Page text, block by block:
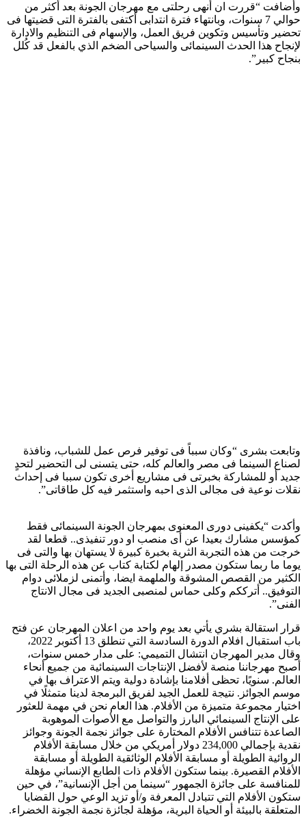
وأضافت “قررت ان أنهى رحلتى مع مهرجان الجونة بعد أكثر من
حوالي 7 سنوات، وبانتهاء فترة انتدابى أكتفى بالفترة التى قضيتها فى
تحضير وتأسيس وتكوين فريق العمل، والإسهام فى التنظيم والادارة
لإنجاح هذا الحدث السينمائى والسياحى الضخم الذي بالفعل قد كُلل
بنجاح كبير”.
وتابعت بشرى “وكان سبباً فى توفير فرص عمل للشباب، ونافذة
لصناع السينما فى مصر والعالم كله، حتى يتسنى لى التحضير لتحدٍ
جديد أو للمشاركة بخبرتى فى مشاريع أخرى تكون سببا فى إحداث
نقلات نوعية فى مجالى الذى احبه واستثمر فيه كل طاقاتى”.
وأكدت “يكفينى دورى المعنوى بمهرجان الجونة السينمائى فقط
كمؤسس مشارك بعيدا عن أى منصب او دور تنفيذى.. قطعا لقد
خرجت من هذه التجربة الثرية بخبرة كبيرة لا يستهان بها والتى فى
يوما ما ربما ستكون مصدر إلهام لكتابة كتاب عن هذه الرحلة التى بها
الكثير من القصص المشوقة والملهمة ايضا، وأتمنى لزملائى دوام
التوفيق.. أترككم وكلى حماس لمنصبى الجديد فى مجال الانتاج
الفنى”.
قرار استقالة بشري يأتي بعد يوم واحد من اعلان المهرجان عن فتح
باب استقبال افلام الدورة السادسة التي تنطلق 13 أكتوبر 2022،
وقال مدير المهرجان انتشال التميمي: على مدار خمس سنوات،
أصبح مهرجاننا منصة لأفضل الإنتاجات السينمائية من جميع أنحاء
العالم. سنويًا، تحظى أفلامنا بإشادة دولية ويتم الاعتراف بها في
موسم الجوائز. نتيجة للعمل الجيد لفريق البرمجة لدينا متمثلًا في
اختيار مجموعة متميزة من الأفلام. هذا العام نحن في مهمة للعثور
على الإنتاج السينمائي البارز والتواصل مع الأصوات الموهوبة
الصاعدة تتنافس الأفلام المختارة على جوائز نجمة الجونة وجوائز
نقدية بإجمالي 234,000 دولار أمريكي من خلال مسابقة الأفلام
الروائية الطويلة أو مسابقة الأفلام الوثائقية الطويلة أو مسابقة
الأفلام القصيرة. بينما ستكون الأفلام ذات الطابع الإنساني مؤهلة
للمنافسة على جائزة الجمهور “سينما من أجل الإنسانية”، في حين
ستكون الأفلام التي تتبادل المعرفة و/أو تزيد الوعي حول القضايا
المتعلقة بالبيئة أو الحياة البرية، مؤهلة لجائزة نجمة الجونة الخضراء.